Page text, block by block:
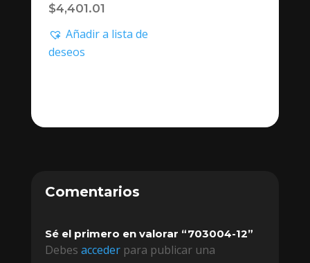
$4,401.01
Añadir a lista de
deseos
Comentarios
Sé el primero en valorar “703004-12”
Debes accederpara publicar una